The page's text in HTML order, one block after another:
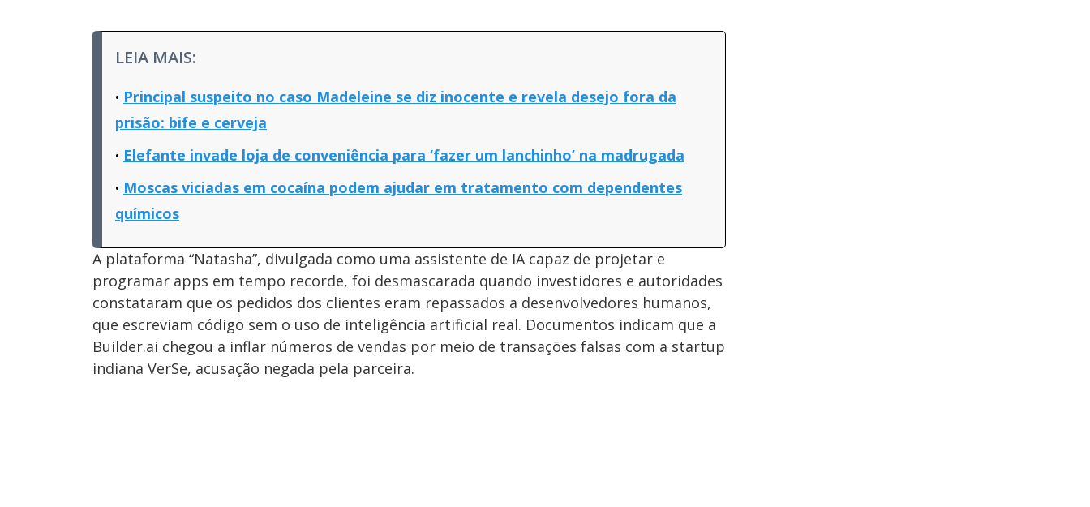
LEIA MAIS:
Principal suspeito no caso Madeleine se diz inocente e revela desejo fora da
prisão: bife e cerveja
Elefante invade loja de conveniência para ‘fazer um lanchinho’ na madrugada
Moscas viciadas em cocaína podem ajudar em tratamento com dependentes
químicos
A plataforma “Natasha”, divulgada como uma assistente de IA capaz de projetar e
programar apps em tempo recorde, foi desmascarada quando investidores e autoridades
constataram que os pedidos dos clientes eram repassados a desenvolvedores humanos,
que escreviam código sem o uso de inteligência artificial real. Documentos indicam que a
Builder.ai chegou a inflar números de vendas por meio de transações falsas com a startup
indiana VerSe, acusação negada pela parceira.